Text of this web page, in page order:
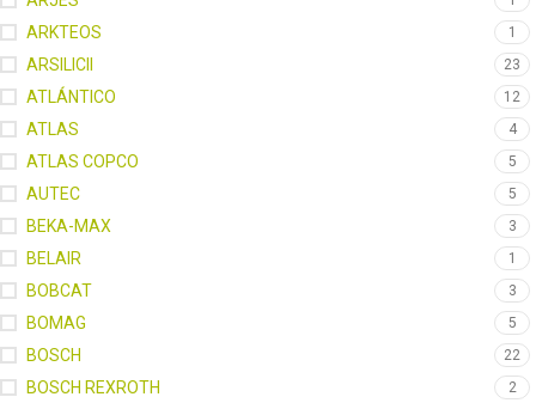
ARKTEOS 1
ARSILICII 23
ATLÁNTICO 12
ATLAS 4
ATLAS COPCO 5
AUTEC 5
BEKA-MAX 3
BELAIR 1
BOBCAT 3
BOMAG 5
BOSCH 22
BOSCH REXROTH 2